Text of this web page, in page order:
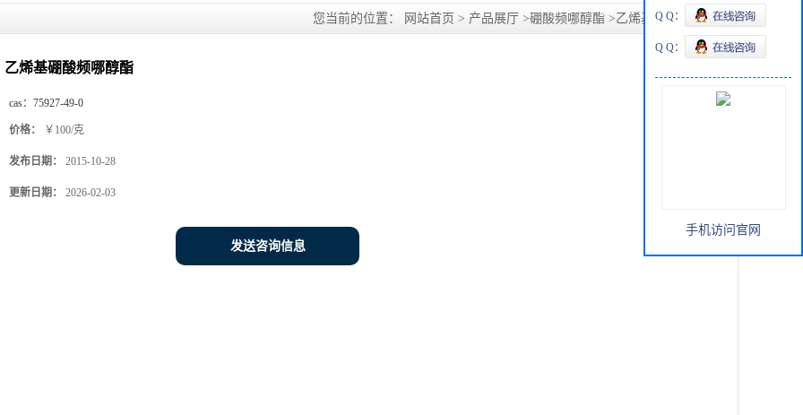
您当前的位置： 网站首页 > 产品展厅 >硼酸频哪醇酯 >乙烯基硼酸频哪醇酯
乙烯基硼酸频哪醇酯
cas： 75927-49-0
价格： ￥100/克
发布日期： 2015-10-28
更新日期： 2026-02-03
发送咨询信息
Q Q：
Q Q：
手机访问官网